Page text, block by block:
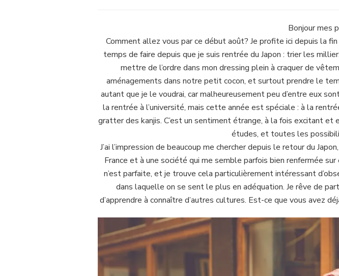
Cerf
Bonjour mes
Comment allez vous par ce début août? Je profite ici depuis la
temps de faire depuis que je suis rentrée du Japon : trier les
mettre de l’ordre dans mon dressing plein à craquer de
aménagements dans notre petit cocon, et surtout prendre le
autant que je le voudrai, car malheureusement peu d’entre eux
la rentrée à l’université, mais cette année est spéciale : à la
gratter des kanjis. C’est un sentiment étrange, à la fois excitant
études, et toutes les
J’ai l’impression de beaucoup me chercher depuis le retour du
France et à une société qui me semble parfois bien renfermée
n’est parfaite, et je trouve cela particulièrement intéressant
dans laquelle on se sent le plus en adéquation. Je rêve de
d’apprendre à connaître d’autres cultures. Est-ce que vous avez